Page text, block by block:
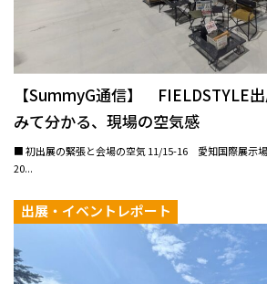
【SummyG通信】 FIELDSTYLE
みて分かる、現場の空気感
■ 初出展の緊張と会場の空気 11/15-16 愛知国際展示場
20...
出展・イベントレポート